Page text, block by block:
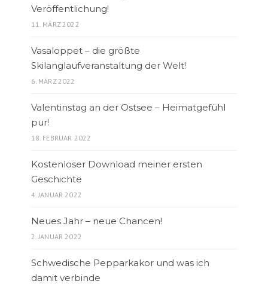
Veröffentlichung!
11. MÄRZ 2022
Vasaloppet – die größte
Skilanglaufveranstaltung der Welt!
6. MÄRZ 2022
Valentinstag an der Ostsee – Heimatgefühl
pur!
18. FEBRUAR 2022
Kostenloser Download meiner ersten
Geschichte
4. JANUAR 2022
Neues Jahr – neue Chancen!
2. JANUAR 2022
Schwedische Pepparkakor und was ich
damit verbinde